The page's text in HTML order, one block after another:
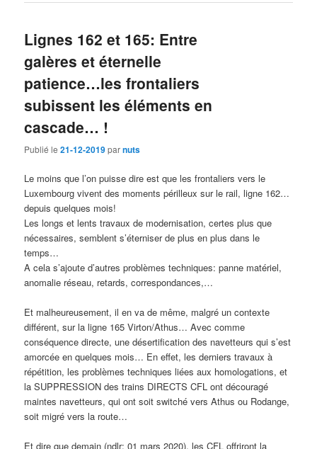
Lignes 162 et 165: Entre
galères et éternelle
patience…les frontaliers
subissent les éléments en
cascade… !
Publié le21-12-2019parnuts
Le moins que l’on puisse dire est que les frontaliers vers le
Luxembourg vivent des moments périlleux sur le rail, ligne 162…
depuis quelques mois!
Les longs et lents travaux de modernisation, certes plus que
nécessaires, semblent s’éterniser de plus en plus dans le
temps…
A cela s’ajoute d’autres problèmes techniques: panne matériel,
anomalie réseau, retards, correspondances,…
Et malheureusement, il en va de même, malgré un contexte
différent, sur la ligne 165 Virton/Athus… Avec comme
conséquence directe, une désertification des navetteurs qui s’est
amorcée en quelques mois… En effet, les derniers travaux à
répétition, les problèmes techniques liées aux homologations, et
la SUPPRESSION des trains DIRECTS CFL ont découragé
maintes navetteurs, qui ont soit switché vers Athus ou Rodange,
soit migré vers la route…
Et dire que demain (ndlr: 01 mars 2020), les CFL offriront la